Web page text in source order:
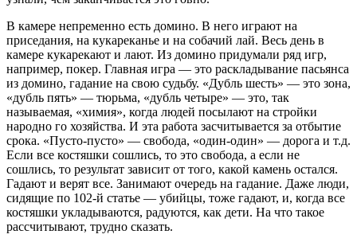
В камере непременно есть домино. В него играют на
приседания, на кукареканье и на собачий лай. Весь день в
камере кукарекают и лают. Из домино придумали ряд игр,
например, покер. Главная игра — это раскладывание пасьянса
из домино, гадание на свою судьбу. «Дубль шесть» — это зона,
«дубль пять» — тюрьма, «дубль четыре» — это, так
называемая, «химия», когда людей посылают на стройки
народно го хозяйства. И эта работа засчитывается за отбытие
срока. «Пусто-пусто» — свобода, «один-один» — дорога и т.д.
Если все костяшки сошлись, то это свобода, а если не
сошлись, то результат зависит от того, какой камень остался.
Гадают и верят все. Занимают очередь на гадание. Даже люди,
сидящие по 102-й статье — убийцы, тоже гадают, и, когда все
костяшки укладываются, радуются, как дети. На что такое
рассчитывают, трудно сказать.